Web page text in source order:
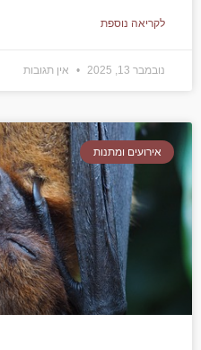
לקריאה נוספת
נובמבר 13, 2025 אין תגובות
אירועים ומתנות